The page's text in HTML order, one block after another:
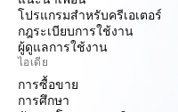
โปรแกรมสำหรับครีเอเตอร์
กฎระเบียบการใช้งาน
ผู้ดูแลการใช้งาน
ไอเดีย
การซื้อขาย
การศึกษา